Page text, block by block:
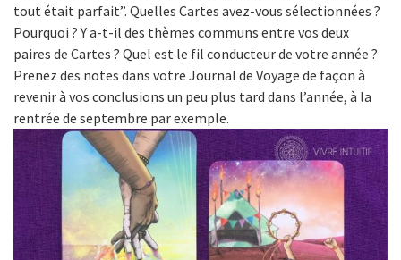
tout était parfait”. Quelles Cartes avez-vous sélectionnées ?
Pourquoi ? Y a-t-il des thèmes communs entre vos deux
paires de Cartes ? Quel est le fil conducteur de votre année ?
Prenez des notes dans votre Journal de Voyage de façon à
revenir à vos conclusions un peu plus tard dans l’année, à la
rentrée de septembre par exemple.